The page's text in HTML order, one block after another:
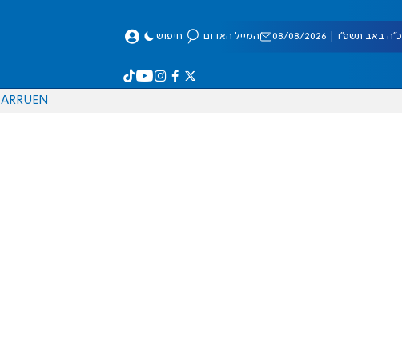
כ"ה באב תשפ"ו | 08/08/2026 המייל האדום חיפוש
EN
RU
AR